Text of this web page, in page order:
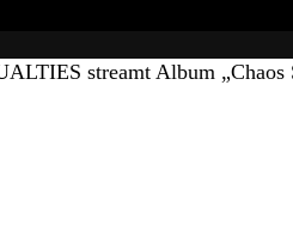
streamt Album „Chaos